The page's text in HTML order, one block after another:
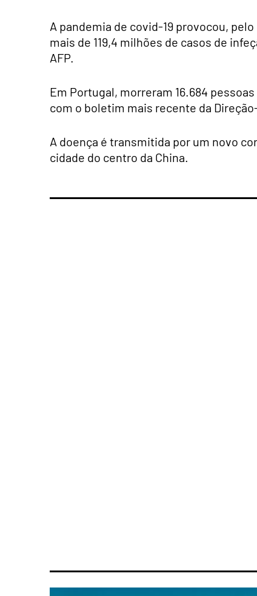
A pandemia de covid-19 provocou,
mais de 119,4 milhões de casos de
AFP.
Em Portugal, morreram 16.684
com o boletim mais recente da
A doença é transmitida por um novo
cidade do centro da China.